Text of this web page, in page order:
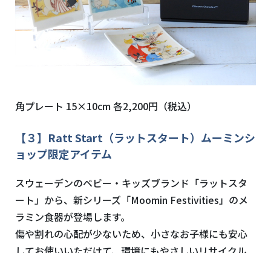
角プレート 15×10cm各2,200円（税込）
【３】 Ratt Start （ラットスタート）ムーミンシ
ョップ限定アイテム
スウェーデンのベビー・キッズブランド「ラットスタ
ート」から、新シリーズ「Moomin Festivities 」のメ
ラミン食器が登場します。
傷や割れの心配が少ないため、小さなお子様にも安心